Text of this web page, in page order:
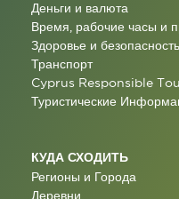
Деньги и валюта
Время, рабочие часы и
Здоровье и безопасность
Транспорт
Cyprus Responsible
Туристические
КУДА СХОДИТЬ
Регионы и Города
Деревни